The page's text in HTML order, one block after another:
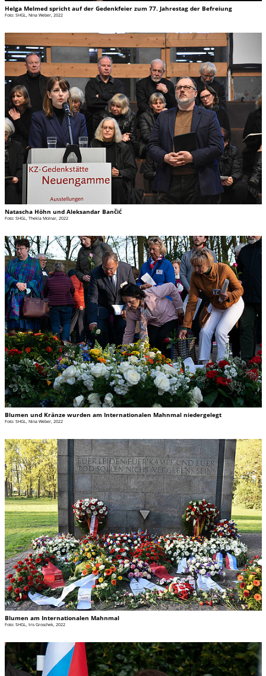
Helga Melmed spricht auf der Gedenkfeier zum 77. Jahrestag der Befreiung
Foto: SHGL, Nina Weber, 2022
Natascha Höhn und Aleksandar Bančić
Foto: SHGL, Thekla Molnar, 2022
Blumen und Kränze wurden am Internationalen Mahnmal niedergelegt
Foto: SHGL, Nina Weber, 2022
Blumen am Internationalen Mahnmal
Foto: SHGL, Iris Groschek, 2022